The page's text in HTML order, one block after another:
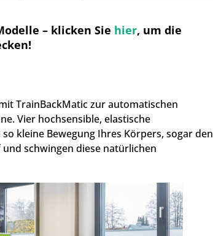
– klicken Sie hier, um die
TrainBackMatic zur automatischen
Vier hochsensible, elastische
kleine Bewegung Ihres Körpers, sogar den
schwingen diese natürlichen